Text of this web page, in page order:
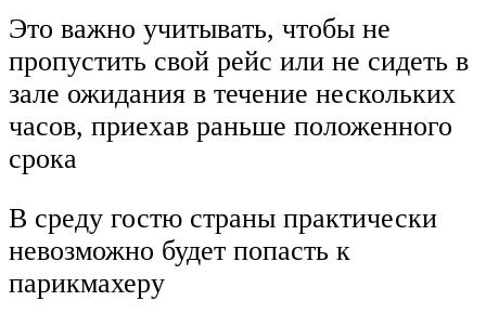
Это важно учитывать, чтобы не
пропустить свой рейс или не сидеть в
зале ожидания в течение нескольких
часов, приехав раньше положенного
срока
В среду гостю страны практически
невозможно будет попасть к
парикмахеру